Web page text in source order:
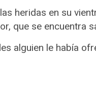
heridas en su
que se encuentra
alguien le había